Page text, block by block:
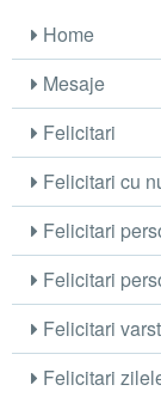
Home
Mesaje
Felicitari
Felicitari cu
Felicitari
Felicitari
Felicitari
Felicitari